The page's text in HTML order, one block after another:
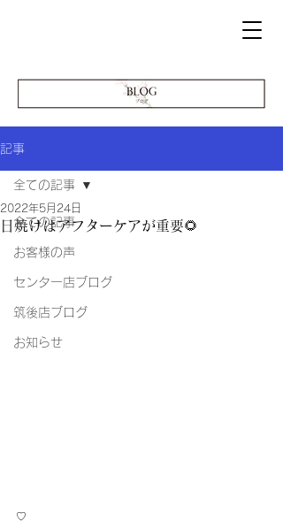
記事
全ての記事
お客様の声
センター店ブログ
筑後店ブログ
お知らせ
全ての記事
日焼けはアフターケアが重要🌻
2022年5月24日
♡